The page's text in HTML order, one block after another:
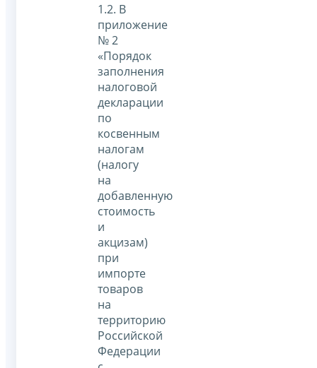
1.2. В
приложение
№ 2
«Порядок
заполнения
налоговой
декларации
по
косвенным
налогам
(налогу
на
добавленную
стоимость
и
акцизам)
при
импорте
товаров
на
территорию
Российской
Федерации